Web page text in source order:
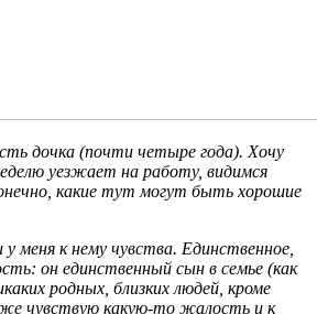
дочка (почти четыре года). Хочу
уезжает на работу, видимся
какие тут могут быть хорошие
меня к нему чувства. Единственное,
он единственный сын в семье (как
родных, близких людей, кроме
чувствую какую-то жалость и к